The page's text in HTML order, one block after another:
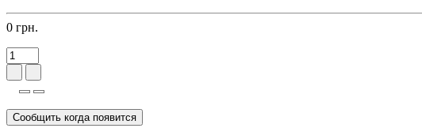
0 грн.
Сообщить когда появится